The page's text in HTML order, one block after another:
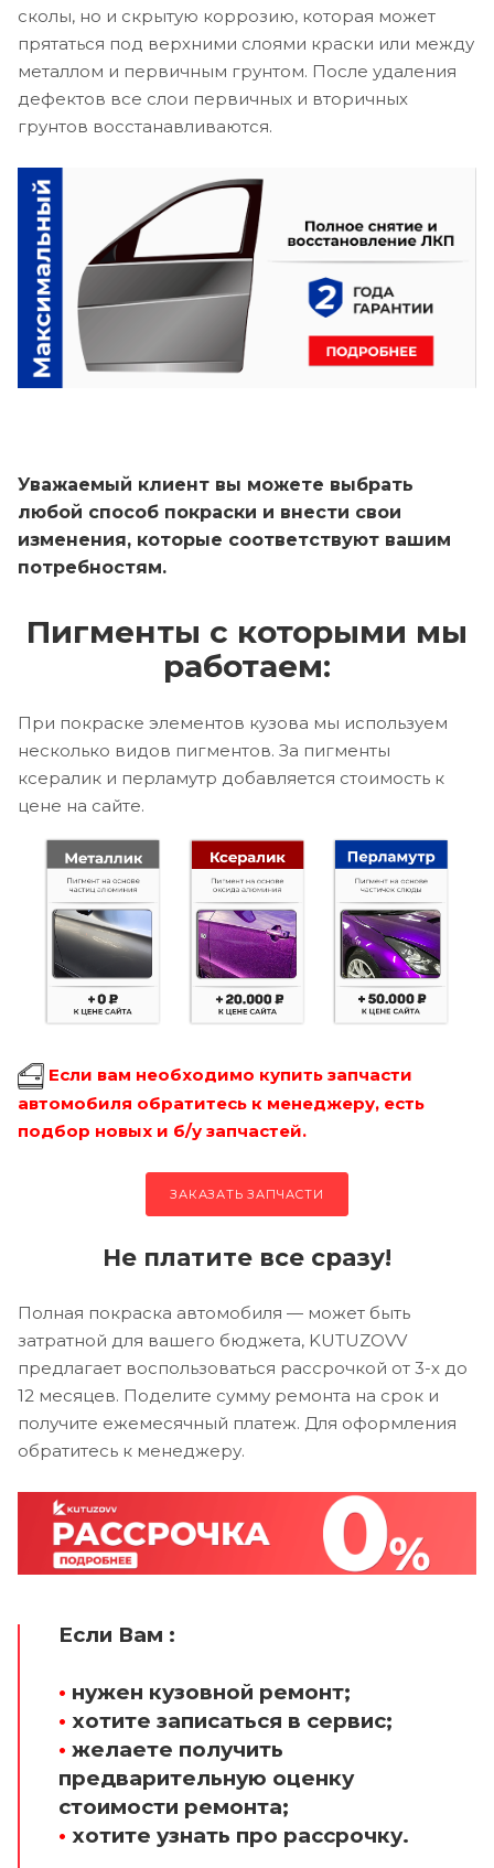
сколы, но и скрытую коррозию, которая может
прятаться под верхними слоями краски или между
металлом и первичным грунтом. После удаления
дефектов все слои первичных и вторичных
грунтов восстанавливаются.
Уважаемый клиент вы можете выбрать
любой способ покраски и внести свои
изменения, которые соответствуют вашим
потребностям.
Пигменты с которыми мы
работаем:
При покраске элементов кузова мы используем
несколько видов пигментов. За пигменты
ксералик и перламутр добавляется стоимость к
цене на сайте.
Если вам необходимо купить запчасти
автомобиля обратитесь к менеджеру, есть
подбор новых и б/у запчастей.
ЗАКАЗАТЬ ЗАПЧАСТИ
Не платите все сразу!
Полная покраска автомобиля — может быть
затратной для вашего бюджета, KUTUZOVV
предлагает воспользоваться рассрочкой от 3-х до
12 месяцев. Поделите сумму ремонта на срок и
получите ежемесячный платеж. Для оформления
обратитесь к менеджеру.
Если Вам :
• нужен кузовной ремонт;
• хотите записаться в сервис;
• желаете получить
предварительную оценку
стоимости ремонта;
• хотите узнать про рассрочку.